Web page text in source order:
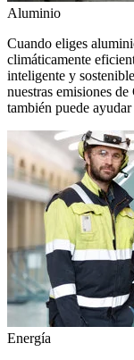
Aluminio
Cuando eliges
climáticamente
inteligente y
nuestras emisiones
también puede
Energía